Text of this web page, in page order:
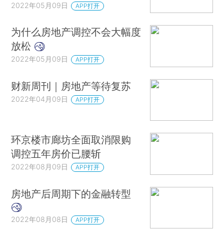
2022年05月09日 APP打开
为什么房地产调控不会大幅度
放松
2022年05月09日 APP打开
财新周刊｜房地产等待复苏
2022年04月09日 APP打开
环京楼市廊坊全面取消限购
调控五年房价已腰斩
2022年08月09日 APP打开
房地产后周期下的金融转型
2022年08月08日 APP打开